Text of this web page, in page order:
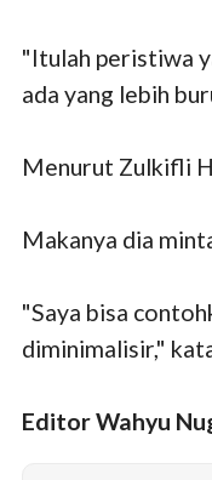
"Itulah peristiwa
ada yang lebih
Menurut Zulkifli
Makanya dia
"Saya bisa
diminimalisir,"
Editor Wahyu